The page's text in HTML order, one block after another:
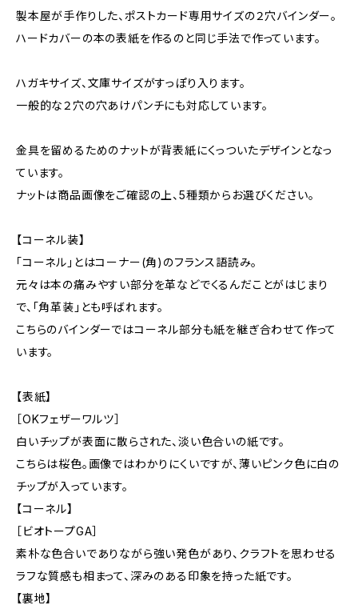
製本屋が手作りした、ポストカード専用サイズの２穴バインダー。
ハードカバーの本の表紙を作るのと同じ手法で作っています。
ハガキサイズ、文庫サイズがすっぽり入ります。
一般的な２穴の穴あけパンチにも対応しています。
金具を留めるためのナットが背表紙にくっついたデザインとなっ
ています。
ナットは商品画像をご確認の上、5種類からお選びください。
【コーネル装】
「コーネル」とはコーナー(角)のフランス語読み。
元々は本の痛みやすい部分を革などでくるんだことがはじまり
で、「角革装」とも呼ばれます。
こちらのバインダーではコーネル部分も紙を継ぎ合わせて作って
います。
【表紙】
［OKフェザーワルツ］
白いチップが表面に散らされた、淡い色合いの紙です。
こちらは桜色。画像ではわかりにくいですが、薄いピンク色に白の
チップが入っています。
【コーネル】
［ビオトープGA］
素朴な色合いでありながら強い発色があり、クラフトを思わせる
ラフな質感も相まって、深みのある印象を持った紙です。
【裏地】